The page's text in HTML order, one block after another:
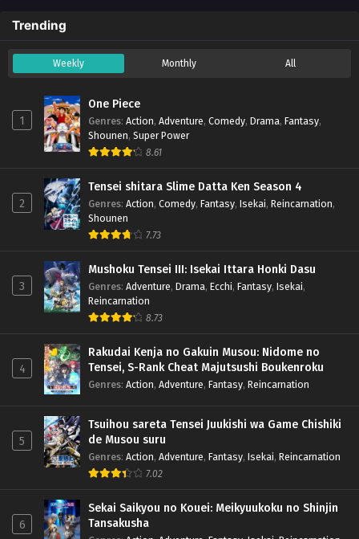
Trending
Weekly Monthly All
1
One Piece
Genres: Action, Adventure, Comedy, Drama, Fantasy,
Shounen, Super Power
8.61
2
Tensei shitara Slime Datta Ken Season 4
Genres: Action, Comedy, Fantasy, Isekai, Reincarnation,
Shounen
7.73
3
Mushoku Tensei III: Isekai Ittara Honki Dasu
Genres: Adventure, Drama, Ecchi, Fantasy, Isekai,
Reincarnation
8.73
4
Rakudai Kenja no Gakuin Musou: Nidome no
Tensei, S-Rank Cheat Majutsushi Boukenroku
Genres: Action, Adventure, Fantasy, Reincarnation
5
Tsuihou sareta Tensei Juukishi wa Game Chishiki
de Musou suru
Genres: Action, Adventure, Fantasy, Isekai, Reincarnation
7.02
6
Sekai Saikyou no Kouei: Meikyuukoku no Shinjin
Tansakusha